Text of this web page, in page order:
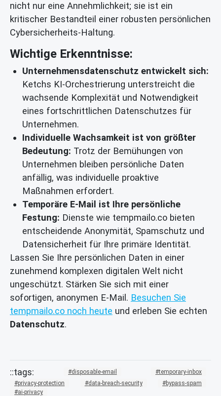
nicht nur eine Annehmlichkeit; sie ist ein
kritischer Bestandteil einer robusten persönlichen
Cybersicherheits-Haltung.
Wichtige Erkenntnisse:
Unternehmensdatenschutz entwickelt sich:
Ketchs KI-Orchestrierung unterstreicht die
wachsende Komplexität und Notwendigkeit
eines fortschrittlichen Datenschutzes für
Unternehmen.
Individuelle Wachsamkeit ist von größter
Bedeutung: Trotz der Bemühungen von
Unternehmen bleiben persönliche Daten
anfällig, was individuelle proaktive
Maßnahmen erfordert.
Temporäre E-Mail ist Ihre persönliche
Festung: Dienste wie tempmailo.co bieten
entscheidende Anonymität, Spamschutz und
Datensicherheit für Ihre primäre Identität.
Lassen Sie Ihre persönlichen Daten in einer
zunehmend komplexen digitalen Welt nicht
ungeschützt. Stärken Sie sich mit einer
sofortigen, anonymen E-Mail. Besuchen Sie
tempmailo.co noch heute und erleben Sie echten
Datenschutz.
disposable-email
temporary-inbox
privacy-protection
data-breach-security
bypass-spam
ai-privacy